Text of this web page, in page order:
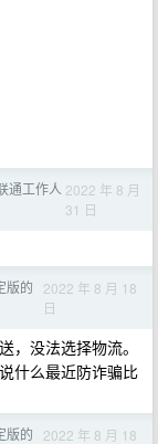
通工作人 2022 年 8 月
31 日
版的
2022 年 8 月 18
日
，没法选择物流。
什么最近防诈骗比
版的 2022 年 8 月 18